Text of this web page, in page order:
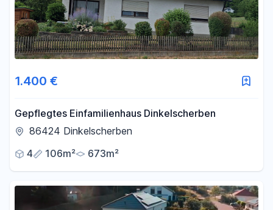
1.400 €
Gepflegtes Einfamilienhaus Dinkelscherben
86424 Dinkelscherben
4
106m² 673m²